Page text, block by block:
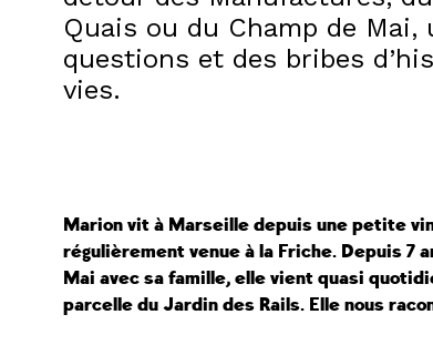
Quais ou du Champ de Mai,
questions et des bribes
vies.
Marion vit à Marseille depuis une petite
régulièrement venue à la Friche. Depuis 7
Mai avec sa famille, elle vient quasi
parcelle du Jardin des Rails. Elle nous